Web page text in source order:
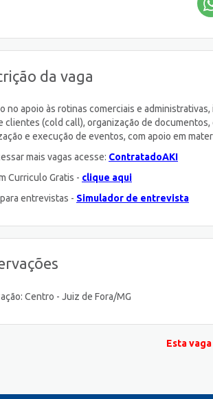
da vaga
no apoio às rotinas comerciais e
clientes (cold call), organização de
e execução de eventos, com apoio em
mais vagas acesse: ContratadoAKI
Curriculo Gratis - clique aqui
entrevistas - Simulador de entrevista
Centro - Juiz de Fora/MG
Esta